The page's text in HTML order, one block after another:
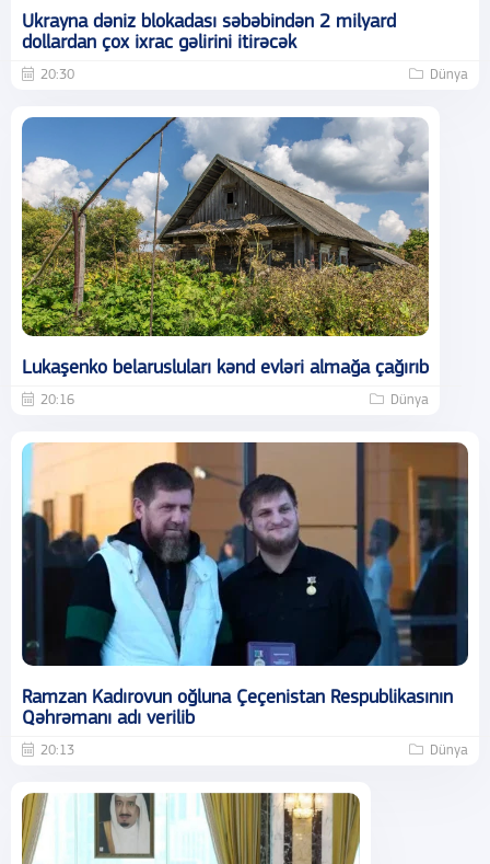
Ukrayna dəniz blokadası səbəbindən 2 milyard
dollardan çox ixrac gəlirini itirəcək
20:30 Dünya
Lukaşenko belarusluları kənd evləri almağa çağırıb
20:16 Dünya
Ramzan Kadırovun oğluna Çeçenistan Respublikasının
Qəhrəmanı adı verilib
20:13 Dünya